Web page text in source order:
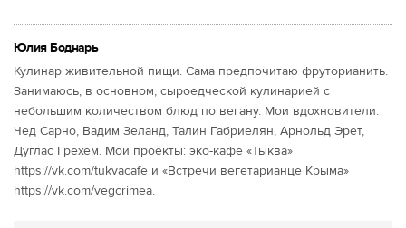
Юлия Боднарь
Кулинар живительной пищи. Сама предпочитаю фруторианить.
Занимаюсь, в основном, сыроедческой кулинарией с
небольшим количеством блюд по вегану. Мои вдохновители:
Чед Сарно, Вадим Зеланд, Талин Габриелян, Арнольд Эрет,
Дуглас Грехем. Мои проекты: эко-кафе «Тыква»
https://vk.com/tukvacafe и «Встречи вегетарианце Крыма»
https://vk.com/vegcrimea.